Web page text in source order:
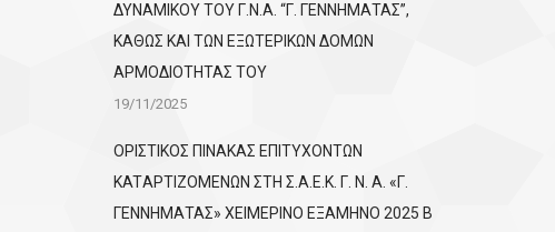
ΔΥΝΑΜΙΚΟΥ ΤΟΥ Γ.Ν.Α. “Γ. ΓΕΝΝΗΜΑΤΑΣ”,
ΚΑΘΩΣ ΚΑΙ ΤΩΝ ΕΞΩΤΕΡΙΚΩΝ ΔΟΜΩΝ
ΑΡΜΟΔΙΟΤΗΤΑΣ ΤΟΥ
19/11/2025
ΟΡΙΣΤΙΚΟΣ ΠΙΝΑΚΑΣ ΕΠΙΤΥΧΟΝΤΩΝ
KATΑΡΤΙΖΟΜΕΝΩΝ ΣΤΗ Σ.Α.Ε.Κ. Γ. Ν. Α. «Γ.
ΓΕΝΝΗΜΑΤΑΣ» ΧΕΙΜΕΡΙΝΟ ΕΞΑΜΗΝΟ 2025 Β